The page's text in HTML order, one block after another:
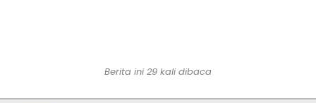
Berita ini 29 kali dibaca